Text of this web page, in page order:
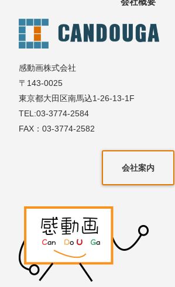
感動画株式会社
〒143-0025
東京都大田区南馬込1-26-13-1F
TEL:03-3774-2584
FAX：03-3774-2582
会社案内